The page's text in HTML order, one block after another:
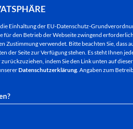
Einhaltung der EU-Datenschutz-
für den Betrieb der Webseite zwingend
Zustimmung verwendet. Bitte beachten Sie, dass
der Seite zur Verfügung stehen. Es steht Ihnen
indem Sie den Link unten auf
Datenschutzerklärung. Angaben zum
gefällt die
in der Stiftsruine:
(Fulda Aktuell)
Zeitung), oder:
der Premiere lesen.
wird KRABAT noch
noch Restkarten.
begeisterte ... Kinder und